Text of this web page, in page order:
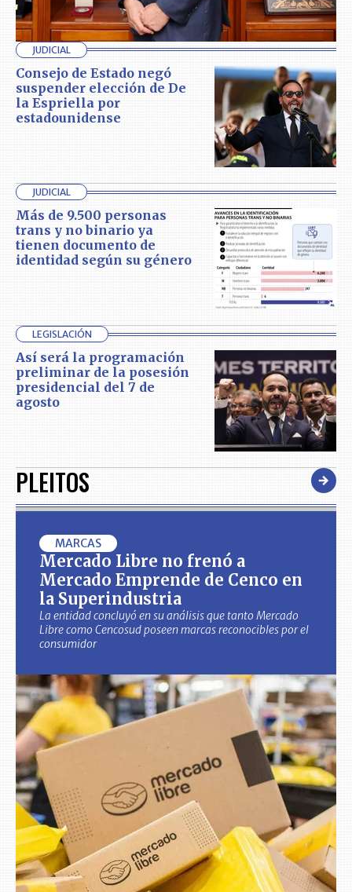
JUDICIAL
Consejo de Estado negó
suspender elección de De
la Espriella por
estadounidense
JUDICIAL
Más de 9.500 personas
trans y no binario ya
tienen documento de
identidad según su género
LEGISLACIÓN
Así será la programación
preliminar de la posesión
presidencial del 7 de
agosto
PLEITOS
MARCAS
Mercado Libre no frenó a
Mercado Emprende de Cenco en
la Superindustria
La entidad concluyó en su análisis que tanto Mercado
Libre como Cencosud poseen marcas reconocibles por el
consumidor